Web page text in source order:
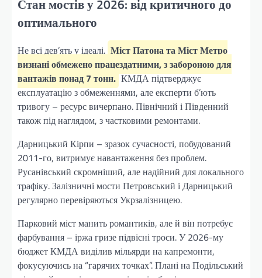
Стан мостів у 2026: від критичного до
оптимального
Не всі дев’ять у ідеалі. Міст Патона та Міст Метро
визнані обмежено працездатними, з забороною для
вантажів понад 7 тонн. КМДА підтверджує
експлуатацію з обмеженнями, але експерти б’ють
тривогу – ресурс вичерпано. Північний і Південний
також під наглядом, з частковими ремонтами.
Дарницький Кірпи – зразок сучасності, побудований
2011-го, витримує навантаження без проблем.
Русанівський скромніший, але надійний для локального
трафіку. Залізничні мости Петровський і Дарницький
регулярно перевіряються Укрзалізницею.
Парковий міст манить романтиків, але й він потребує
фарбування – іржа гризе підвісні троси. У 2026-му
бюджет КМДА виділив мільярди на капремонти,
фокусуючись на “гарячих точках”. Плані на Подільський